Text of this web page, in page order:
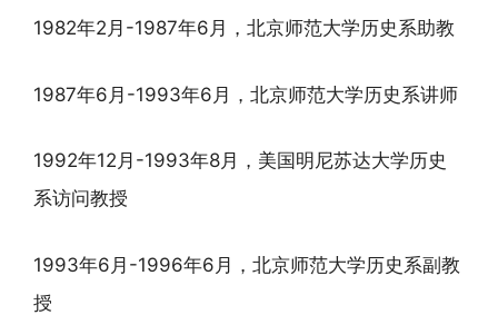
1982年2月-1987年6月，北京师范大学历史系助教
1987年6月-1993年6月，北京师范大学历史系讲师
1992年12月-1993年8月，美国明尼苏达大学历史
系访问教授
1993年6月-1996年6月，北京师范大学历史系副教
授